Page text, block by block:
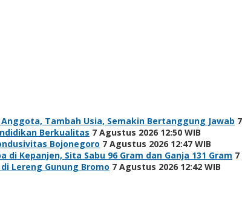
Tambah Usia, Semakin Bertanggung Jawab
Berkualitas 7 Agustus 2026 12:50 WIB
Bojonegoro 7 Agustus 2026 12:47 WIB
Kepanjen, Sita Sabu 96 Gram dan Ganja 131 Gram
Lereng Gunung Bromo 7 Agustus 2026 12:42 WIB